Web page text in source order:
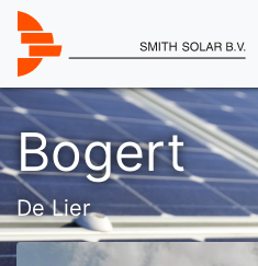
Bogert
De Lier